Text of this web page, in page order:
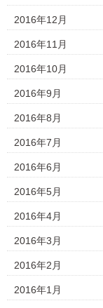
2016年12月
2016年11月
2016年10月
2016年9月
2016年8月
2016年7月
2016年6月
2016年5月
2016年4月
2016年3月
2016年2月
2016年1月